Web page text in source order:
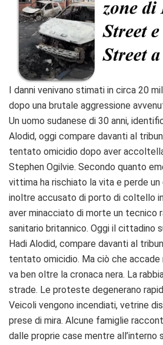
I danni venivano stimati in circa 20
dopo una brutale aggressione
Un uomo sudanese di 30 anni,
Alodid, oggi compare davanti al
tentato omicidio dopo aver
Stephen Ogilvie. Secondo quanto
vittima ha rischiato la vita e perde un
inoltre accusato di porto di coltello
aver minacciato di morte un tecnico
sanitario britannico. Oggi il cittadino
Hadi Alodid, compare davanti al
tentato omicidio. Ma ciò che accade
va ben oltre la cronaca nera. La
strade. Le proteste degenerano
Veicoli vengono incendiati, vetrine
prese di mira. Alcune famiglie
dalle proprie case mentre all’interno